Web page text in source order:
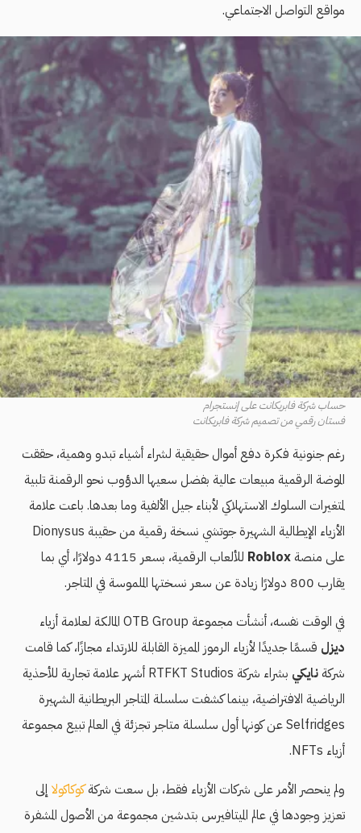
مواقع التواصل الاجتماعي.
حساب شركة فابريكانت على إنستجرام
فستان رقمي من تصميم شركة فابريكانت
رغم جنونية فكرة دفع أموال حقيقية لشراء أشياء تبدو وهمية، حققت
الموضة الرقمية مبيعات عالية بفضل سعيها الدؤوب نحو الرقمنة تلبية
لمتغيرات السلوك الاستهلاكي لأبناء جيل الألفية وما بعدها. باعت علامة
الأزياء الإيطالية الشهيرة جوتشي نسخة رقمية من حقيبة Dionysus
على منصة Roblox
للألعاب الرقمية، بسعر 4115 دولارًا، أي بما
يقارب 800 دولارًا زيادة عن سعر نسختها الملموسة في المتاجر.
في الوقت نفسه، أنشأت مجموعة OTB Group المالكة لعلامة أزياء
ديزل قسمًا جديدًا لأزياء الرموز المميزة القابلة للارتداء مجازًا، كما قامت
شركة نايكي
بشراء شركة RTFKT Studios أشهر علامة تجارية للأحذية
الرياضية الافتراضية، بينما كشفت سلسلة المتاجر البريطانية الشهيرة
Selfridges عن كونها أول سلسلة متاجر تجزئة في العالم تبيع مجموعة
أزياء NFTs.
ولم ينحصر الأمر على شركات الأزياء فقط، بل سعت شركةكوكاكولا إلى
تعزيز وجودها في عالم الميتافيرس بتدشين مجموعة من الأصول المشفرة